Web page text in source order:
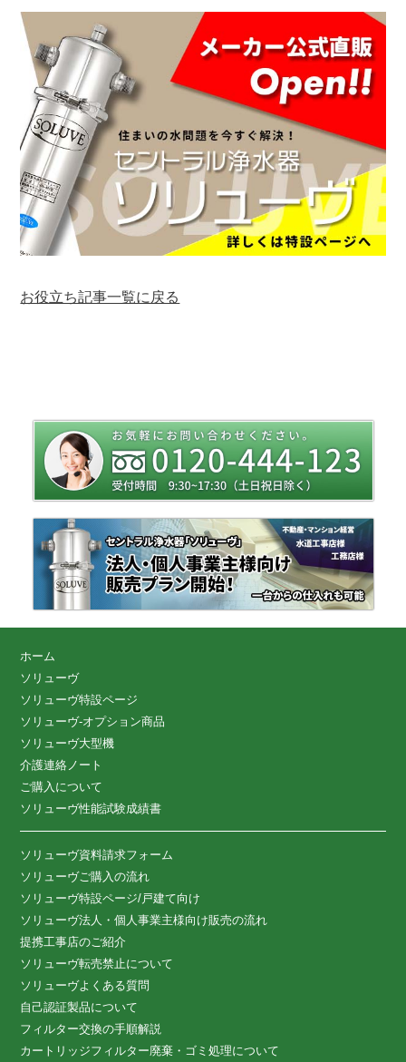
お役立ち記事一覧に戻る
ホーム
ソリューヴ
ソリューヴ特設ページ
ソリューヴ-オプション商品
ソリューヴ大型機
介護連絡ノート
ご購入について
ソリューヴ性能試験成績書
ソリューヴ資料請求フォーム
ソリューヴご購入の流れ
ソリューヴ特設ページ/戸建て向け
ソリューヴ法人・個人事業主様向け販売の流れ
提携工事店のご紹介
ソリューヴ転売禁止について
ソリューヴよくある質問
自己認証製品について
フィルター交換の手順解説
カートリッジフィルター廃棄・ゴミ処理について